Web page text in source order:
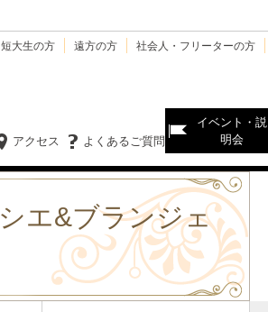
大生の方 遠方の方 社会人・フリーターの方
よくあるご質問
アクセス
イベント・説
明会
エ&ブランジェ